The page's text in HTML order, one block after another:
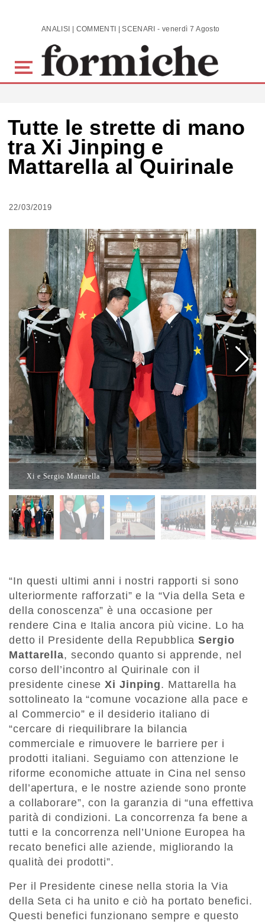
Skip to main content ANALISI | COMMENTI | SCENARI - venerdì 7 Agosto 2026
Tutte le strette di mano
tra Xi Jinping e
Mattarella al Quirinale
22/03/2019
Xi e Sergio Mattarella
“In questi ultimi anni i nostri rapporti si sono
ulteriormente rafforzati” e la “Via della Seta e
della conoscenza” è una occasione per
rendere Cina e Italia ancora più vicine. Lo ha
detto il Presidente della RepubblicaSergio
Mattarella, secondo quanto si apprende, nel
corso dell’incontro al Quirinale con il
presidente cinese Xi Jinping. Mattarella ha
sottolineato la “comune vocazione alla pace e
al Commercio” e il desiderio italiano di
“cercare di riequilibrare la bilancia
commerciale e rimuovere le barriere per i
prodotti italiani. Seguiamo con attenzione le
riforme economiche attuate in Cina nel senso
dell’apertura, e le nostre aziende sono pronte
a collaborare”, con la garanzia di “una effettiva
parità di condizioni. La concorrenza fa bene a
tutti e la concorrenza nell’Unione Europea ha
recato benefici alle aziende, migliorando la
qualità dei prodotti”.
Per il Presidente cinese nella storia la Via
della Seta ci ha unito e ciò ha portato benefici.
Questi benefici funzionano sempre e questo